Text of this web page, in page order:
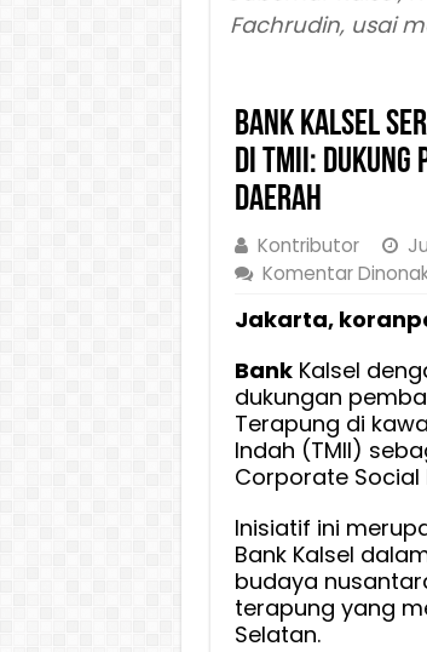
Fachrudin, usai
Bank Kalsel
di TMII: Dukung
Daerah
Kontributor
Komentar
Jakarta,
BankKalsel
dukungan
Terapung di
Indah (TMII)
Corporate Social
Inisiatif ini
Bank Kalsel
budaya
terapung yang
Selatan.